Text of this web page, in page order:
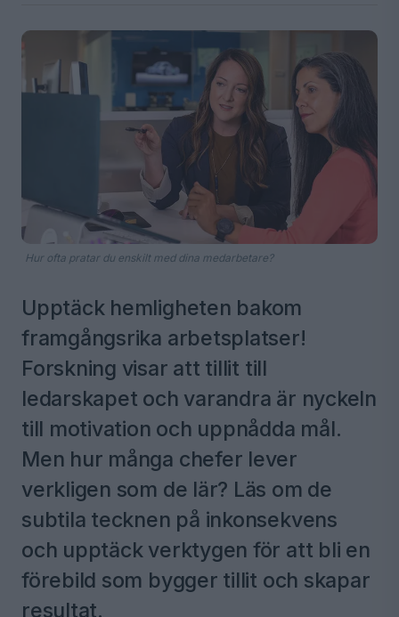
Hur ofta pratar du enskilt med dina medarbetare?
Upptäck hemligheten bakom
framgångsrika arbetsplatser!
Forskning visar att tillit till
ledarskapet och varandra är nyckeln
till motivation och uppnådda mål.
Men hur många chefer lever
verkligen som de lär? Läs om de
subtila tecknen på inkonsekvens
och upptäck verktygen för att bli en
förebild som bygger tillit och skapar
resultat.